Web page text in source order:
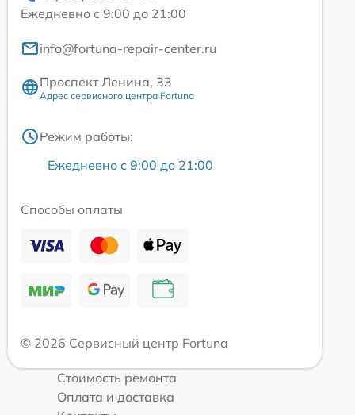
Ежедневно с 9:00 до 21:00
info@fortuna-repair-center.ru
Проспект Ленина, 33
Адрес сервисного центра Fortuna
Режим работы:
Ежедневно с 9:00 до 21:00
Способы оплаты
© 2026 Сервисный центр Fortuna
Стоимость ремонта
Оплата и доставка